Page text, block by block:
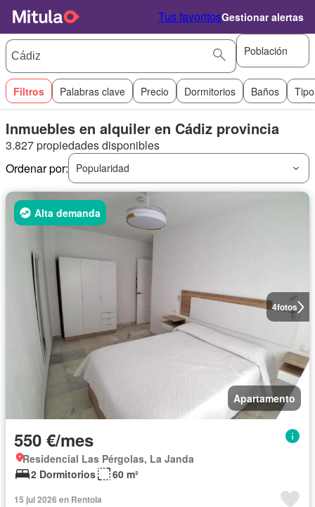
Tus favoritosGestionar alertas
Población
Filtros Palabras clave Precio Dormitorios Baños
Inmuebles en alquiler en Cádiz provincia
3.827 propiedades disponibles
Ordenar por:
Popularidad
4fotos
Alta demanda
Apartamento
550 €/mes
Residencial Las Pérgolas, La Janda
2 Dormitorios
60 m²
15 jul 2026 en Rentola